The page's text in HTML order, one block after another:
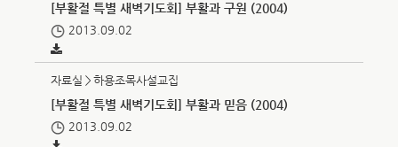
[부활절 특별 새벽기도회] 부활과 구원 (2004)
2013.09.02
자료실＞하용조목사설교집
[부활절 특별 새벽기도회] 부활과 믿음 (2004)
2013.09.02